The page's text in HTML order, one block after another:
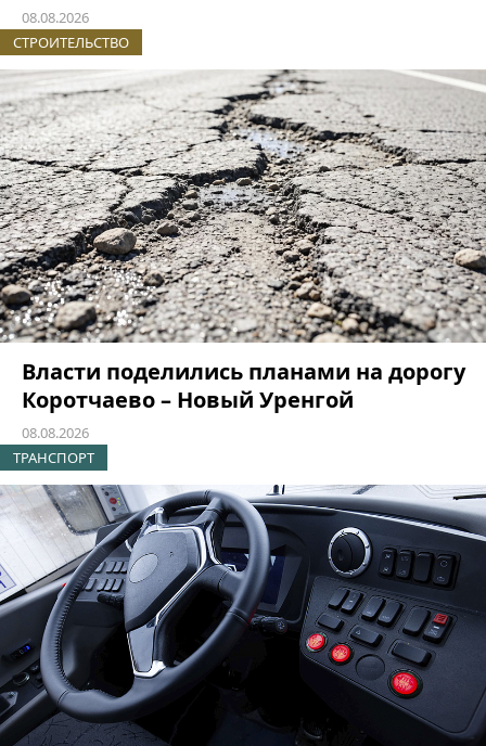
08.08.2026
СТРОИТЕЛЬСТВО
Власти поделились планами на дорогу
Коротчаево – Новый Уренгой
08.08.2026
ТРАНСПОРТ